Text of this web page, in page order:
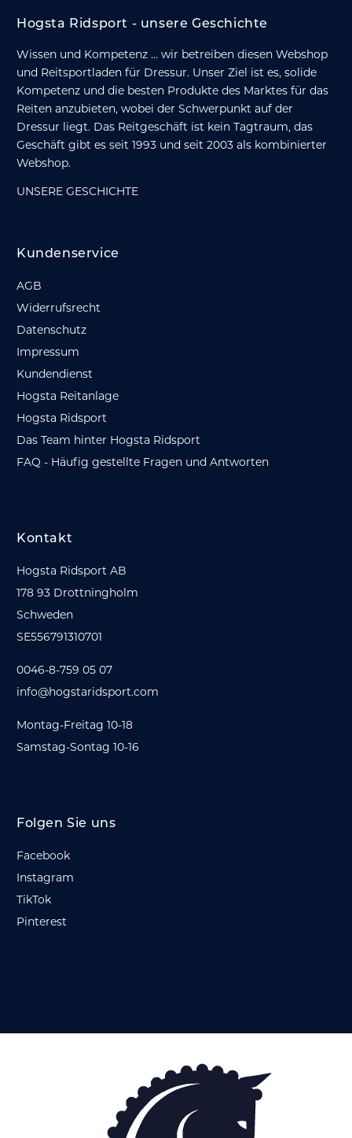
Hogsta Ridsport - unsere Geschichte
Wissen und Kompetenz ... wir betreiben diesen Webshop
und Reitsportladen für Dressur. Unser Ziel ist es, solide
Kompetenz und die besten Produkte des Marktes für das
Reiten anzubieten, wobei der Schwerpunkt auf der
Dressur liegt. Das Reitgeschäft ist kein Tagtraum, das
Geschäft gibt es seit 1993 und seit 2003 als kombinierter
Webshop.
UNSERE GESCHICHTE
Kundenservice
AGB
Widerrufsrecht
Datenschutz
Impressum
Kundendienst
Hogsta Reitanlage
Hogsta Ridsport
Das Team hinter Hogsta Ridsport
FAQ - Häufig gestellte Fragen und Antworten
Kontakt
Hogsta Ridsport AB
178 93 Drottningholm
Schweden
SE556791310701
0046-8-759 05 07
info@hogstaridsport.com
Montag-Freitag 10-18
Samstag-Sontag 10-16
Folgen Sie uns
Facebook
Instagram
TikTok
Pinterest